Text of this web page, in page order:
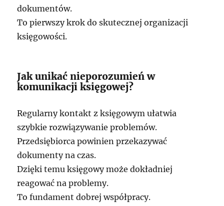
dokumentów.
To pierwszy krok do skutecznej organizacji
księgowości.
Jak unikać nieporozumień w
komunikacji księgowej?
Regularny kontakt z księgowym ułatwia
szybkie rozwiązywanie problemów.
Przedsiębiorca powinien przekazywać
dokumenty na czas.
Dzięki temu księgowy może dokładniej
reagować na problemy.
To fundament dobrej współpracy.